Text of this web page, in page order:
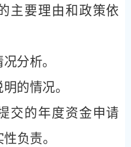
主要理由和政策依
分析。
的情况。
交的年度资金申请
负责。